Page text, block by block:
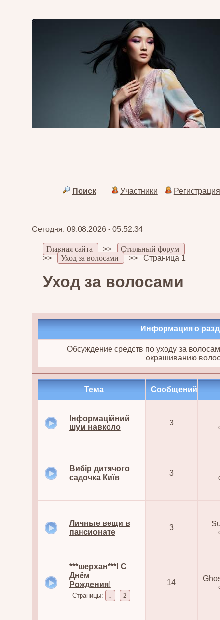
Поиск Участники Регистрация
Сегодня: 09.08.2026 - 05:52:34
Главная сайта >>
Стильный форум
>> Уход за волосами >>Страница 1
Уход за волосами
Информация о
Обсуждение средств по уходу за
окрашиванию
Тема Cообщений
Інформаційний
шум навколо
3
Вибір дитячого
садочка Київ
3
Личные вещи в
пансионате
3
***шерхан***! С
Днём
Рождения!
Страницы: 1 2
14